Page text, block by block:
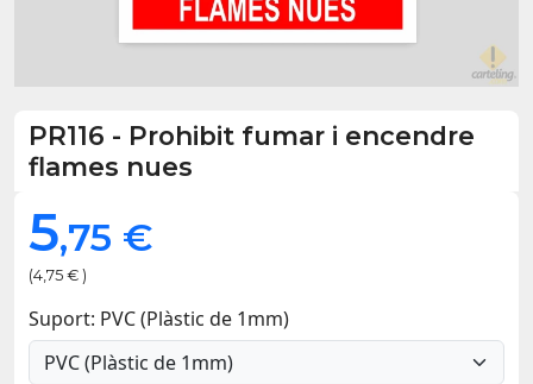
PR116 - Prohibit fumar i encendre
flames nues
5,75 €
(4,75 € )
Suport: PVC (Plàstic de 1mm)